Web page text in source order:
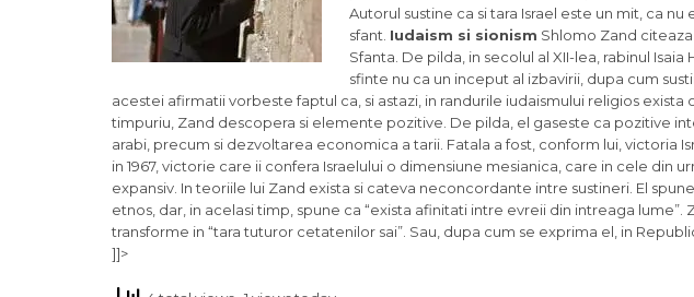
Autorul sustine ca si tara Israel este un mit, ca
sfant. Iudaism si sionism Shlomo Zand
Sfanta. De pilda, in secolul al XII-lea, rabinul
sfinte nu ca un inceput al izbavirii, dupa cum
acestei afirmatii vorbeste faptul ca, si astazi, in randurile iudaismului religios
timpuriu, Zand descopera si elemente pozitive. De pilda, el gaseste ca pozitive
arabi, precum si dezvoltarea economica a tarii. Fatala a fost, conform lui, victoria
in 1967, victorie care ii confera Israelului o dimensiune mesianica, care in cele din
expansiv. In teoriile lui Zand exista si cateva neconcordante intre sustineri. El
etnos, dar, in acelasi timp, spune ca “exista afinitati intre evreii din intreaga lume”.
transforme in “tara tuturor cetatenilor sai”. Sau, dupa cum se exprima el, in
]]>